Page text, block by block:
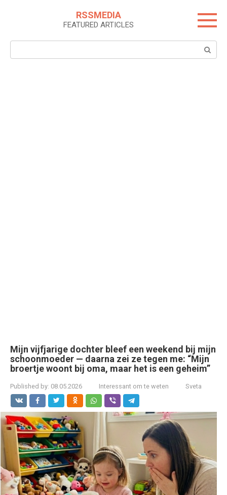
RSSMEDIA
FEATURED ARTICLES
Search:
Mijn vijfjarige dochter bleef een weekend bij mijn
schoonmoeder — daarna zei ze tegen me: “Mijn
broertje woont bij oma, maar het is een geheim”
Published by: 08.05.2026 Interessant om te weten Sveta